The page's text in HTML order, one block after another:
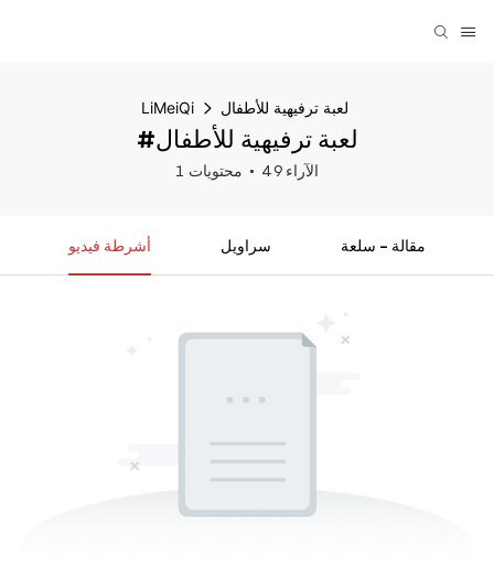
LiMeiQi لعبة ترفيهية للأطفال
#لعبة ترفيهية للأطفال
1 محتويات 49 الآراء
أشرطة فيديو سراويل مقالة - سلعة